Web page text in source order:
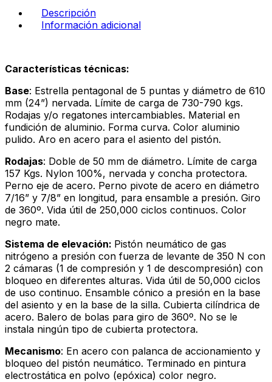
cantidad
Descripción
Información adicional
Características técnicas:
Base: Estrella pentagonal de 5 puntas y diámetro de 610
mm (24”) nervada. Límite de carga de 730-790 kgs.
Rodajas y/o regatones intercambiables. Material en
fundición de aluminio. Forma curva. Color aluminio
pulido. Aro en acero para el asiento del pistón.
Rodajas: Doble de 50 mm de diámetro. Límite de carga
157 Kgs. Nylon 100%, nervada y concha protectora.
Perno eje de acero. Perno pivote de acero en diámetro
7/16” y 7/8” en longitud, para ensamble a presión. Giro
de 360º. Vida útil de 250,000 ciclos continuos. Color
negro mate.
Sistema de elevación: Pistón neumático de gas
nitrógeno a presión con fuerza de levante de 350 N con
2 cámaras (1 de compresión y 1 de descompresión) con
bloqueo en diferentes alturas. Vida útil de 50,000 ciclos
de uso continuo. Ensamble cónico a presión en la base
del asiento y en la base de la silla. Cubierta cilíndrica de
acero. Balero de bolas para giro de 360º. No se le
instala ningún tipo de cubierta protectora.
Mecanismo: En acero con palanca de accionamiento y
bloqueo del pistón neumático. Terminado en pintura
electrostática en polvo (epóxica) color negro.